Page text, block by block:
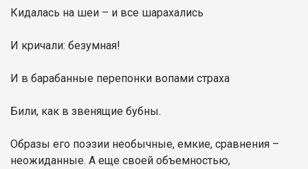
Кидалась на шеи – и все шарахались
И кричали: безумная!
И в барабанные перепонки вопами страха
Били, как в звенящие бубны.
Образы его поэзии необычные, емкие, сравнения –
неожиданные. А еще своей объемностью,